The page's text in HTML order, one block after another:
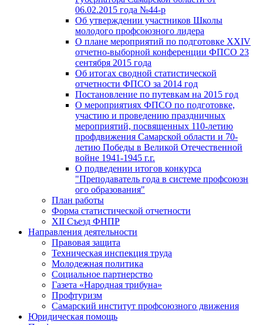
06.02.2015 года №44-р
Об утверждении участников Школы
молодого профсоюзного лидера
О плане мероприятий по подготовке XXIV
отчетно-выборной конференции ФПСО 23
сентября 2015 года
Об итогах сводной статистической
отчетности ФПСО за 2014 год
Постановление по путевкам на 2015 год
О мероприятиях ФПСО по подготовке,
участию и проведению праздничных
мероприятий, посвященных 110-летию
профдвижения Самарской области и 70-
летию Победы в Великой Отечественной
войне 1941-1945 г.г.
О подведении итогов конкурса
"Преподаватель года в системе профсоюзн
ого образования"
План работы
Форма статистической отчетности
XII Съезд ФНПР
Направления деятельности
Правовая защита
Техническая инспекция труда
Молодежная политика
Социальное партнерство
Газета «Народная трибуна»
Профтуризм
Самарский институт профсоюзного движения
Юридическая помощь